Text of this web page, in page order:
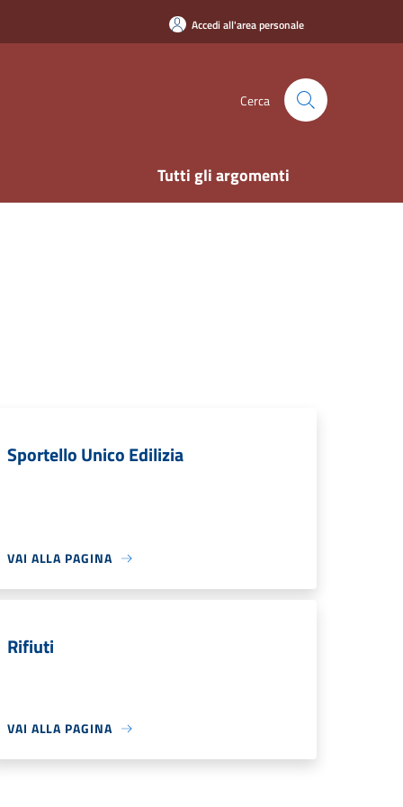
Accedi all'area personale
Cerca
Tutti gli argomenti
Sportello Unico Edilizia
VAI ALLA PAGINA
Rifiuti
VAI ALLA PAGINA